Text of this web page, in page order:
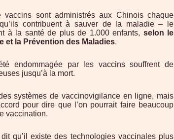
sont administrés aux Chinois chaque
contribuent à sauver de la maladie – le
à la santé de plus de 1.000 enfants, selon le
et la Prévention des Maladies.
endommagée par les vaccins souffrent de
jusqu’à la mort.
systèmes de vaccinovigilance en ligne, mais
pour dire que l’on pourrait faire beaucoup
vaccination.
qu’il existe des technologies vaccinales plus